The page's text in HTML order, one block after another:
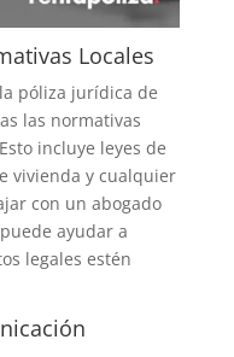
Locales
póliza jurídica de
las normativas
incluye leyes de
vivienda y cualquier
con un abogado
ayudar a
legales estén